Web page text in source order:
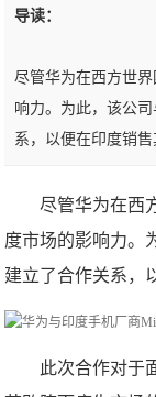
导读：
尽管华为在西方世
响力。为此，该公
系，以便在印度销售
尽管华为在西
度市场的影响力。
建立了合作关系，
此次合作对于